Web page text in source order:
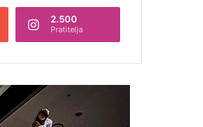
2.500
Pratitelja